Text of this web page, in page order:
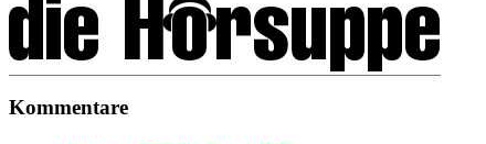
Kommentare